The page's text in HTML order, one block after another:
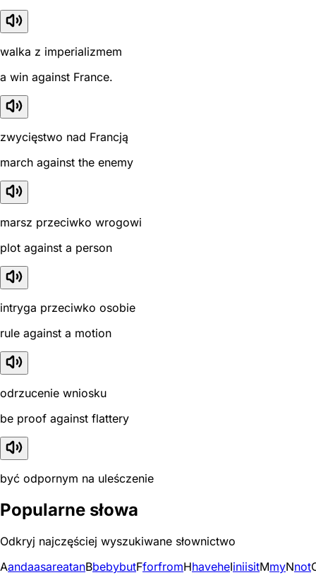
walka z imperializmem
a win against France.
zwycięstwo nad Francją
march against the enemy
marsz przeciwko wrogowi
plot against a person
intryga przeciwko osobie
rule against a motion
odrzucenie wniosku
be proof against flattery
być odpornym na uleśczenie
Popularne słowa
Odkryj najczęściej wyszukiwane słownictwo
AandaasareatanBbebybutFforfromHhaveheIiniisitMmyNnot